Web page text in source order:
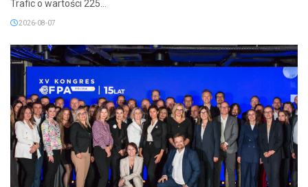
Trafic o wartości 225...
2026-08-07